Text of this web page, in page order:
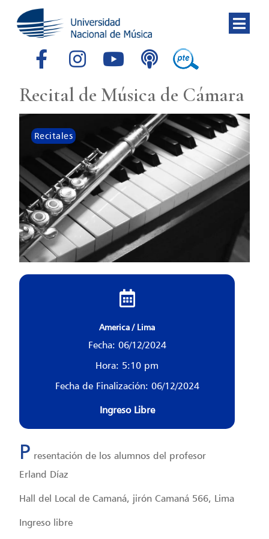
Recital de Música de Cámara
Recitales
America / Lima
Fecha: 06/12/2024
Hora: 5:10 pm
Fecha de Finalización: 06/12/2024
Ingreso Libre
P resentación de los alumnos del profesor
Erland Díaz
Hall del Local de Camaná, jirón Camaná 566, Lima
Ingreso libre